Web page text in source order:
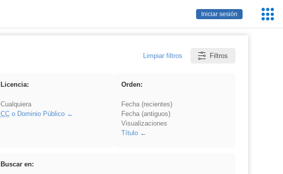
Iniciar sesión
Limpiar filtros Filtros
Licencia:
Cualquiera
CCo Dominio Público
Orden:
Fecha (recientes)
Fecha (antiguos)
Visualizaciones
Título
Buscar en: